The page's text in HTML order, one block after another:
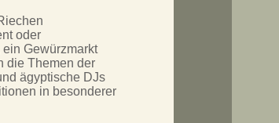
oder
Gewürzmarkt
die Themen der
ägyptische DJs
in besonderer